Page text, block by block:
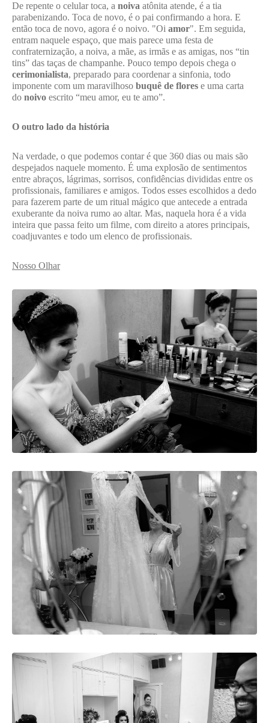
De repente o celular toca, a noiva atônita atende, é a tia
parabenizando. Toca de novo, é o pai confirmando a hora. E
então toca de novo, agora é o noivo. "Oi amor". Em seguida,
entram naquele espaço, que mais parece uma festa de
confraternização, a noiva, a mãe, as irmãs e as amigas, nos “tin
tins” das taças de champanhe. Pouco tempo depois chega o
cerimonialista, preparado para coordenar a sinfonia, todo
imponente com um maravilhoso buquê de flores e uma carta
do noivo escrito “meu amor, eu te amo”.
O outro lado da história
Na verdade, o que podemos contar é que 360 dias ou mais são
despejados naquele momento. É uma explosão de sentimentos
entre abraços, lágrimas, sorrisos, confidências divididas entre os
profissionais, familiares e amigos. Todos esses escolhidos a dedo
para fazerem parte de um ritual mágico que antecede a entrada
exuberante da noiva rumo ao altar. Mas, naquela hora é a vida
inteira que passa feito um filme, com direito a atores principais,
coadjuvantes e todo um elenco de profissionais.
Nosso Olhar